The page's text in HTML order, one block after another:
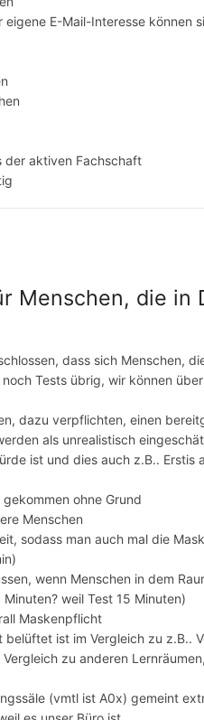
E-Mail-Interesse können
der aktiven Fachschaft
Menschen, die in
dass sich Menschen,
Tests übrig, wir können
dazu verpflichten, einen
als unrealistisch
ist und dies auch z.B.. Erstis
ohne Grund
Menschen
sodass man auch mal die
wenn Menschen in dem
weil Test 15 Minuten)
Maskenpflicht
ist im Vergleich zu z.B..
zu anderen
(vmtl ist A0x) gemeint